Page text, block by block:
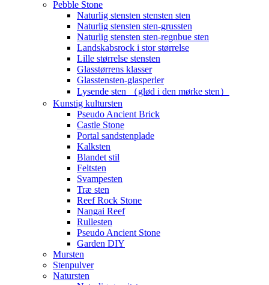
Pebble Stone
Naturlig stensten stensten sten
Naturlig stensten sten-grussten
Naturlig stensten sten-regnbue sten
Landskabsrock i stor størrelse
Lille størrelse stensten
Glasstørrens klasser
Glasstensten-glasperler
Lysende sten （glød i den mørke sten）
Kunstig kultursten
Pseudo Ancient Brick
Castle Stone
Portal sandstenplade
Kalksten
Blandet stil
Feltsten
Svampesten
Træ sten
Reef Rock Stone
Nangai Reef
Rullesten
Pseudo Ancient Stone
Garden DIY
Mursten
Stenpulver
Natursten